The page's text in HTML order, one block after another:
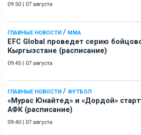
09:50 | 07 августа
ГЛАВНЫЕ НОВОСТИ / ММА
EFC Global проведет серию
Кыргызстане (расписание)
09:45 | 07 августа
ГЛАВНЫЕ НОВОСТИ / ФУТБОЛ
«Мурас Юнайтед» и «Дордой»
АФК (расписание)
09:40 | 07 августа